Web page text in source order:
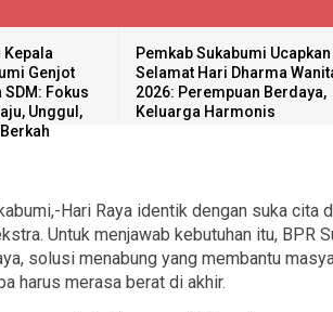
Kepala
Genjot
Fokus
Unggul,
Pemkab Sukabumi Ucapkan
Selamat Hari Dharma
2026: Perempuan Berdaya,
Keluarga Harmonis
Hari Raya identik dengan suka cita
Untuk menjawab kebutuhan itu, BPR
solusi menabung yang membantu
harus merasa berat di akhir.